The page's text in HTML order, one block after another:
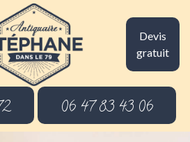
Devis
gratuit
06 47 83 43 06